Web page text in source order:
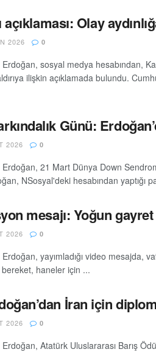
açıklaması: Olay
2026 0
sosyal medya hesabından,
ilişkin açıklamada bulundu.
Günü:
2026 0
21 Mart Dünya Down
NSosyal'deki hesabından yaptığı
mesajı: Yoğun
2026 0
yayımladığı video mesajda,
haneler için ...
İran için
2026 0
Atatürk Uluslararası Barış